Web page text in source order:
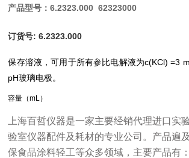
产品型号：6.2323.000 62323000
订货号: 6.2323.000
保存溶液，可用于所有参比电解液为c(KCl) =3
pH玻璃电极。
容量（mL）
上海百哲仪器是一家主要经销代理进口实
验室仪器配件及耗材的专业公司。产品遍
保食品涂料轻工等众多领域，主要产品有：